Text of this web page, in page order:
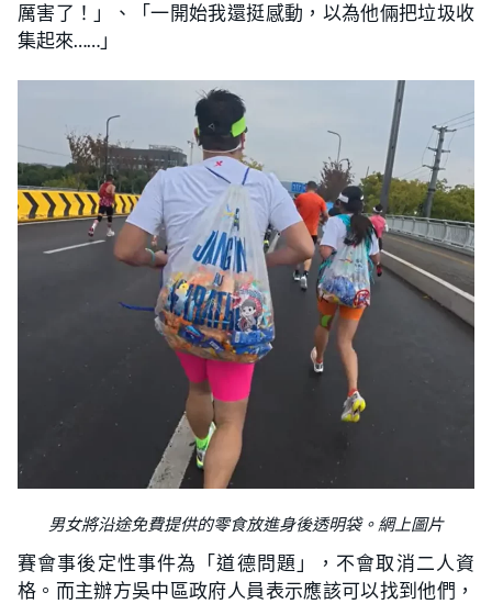
厲害了！」、「一開始我還挺感動，以為他倆把垃圾收
集起來……」
男女將沿途免費提供的零食放進身後透明袋。網上圖片
賽會事後定性事件為「道德問題」，不會取消二人資
格。而主辦方吳中區政府人員表示應該可以找到他們，